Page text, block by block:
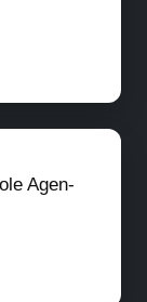
Agen-